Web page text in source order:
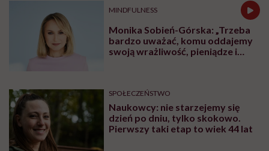
MINDFULNESS
Monika Sobień-Górska: „Trzeba
bardzo uważać, komu oddajemy
swoją wrażliwość, pieniądze i
SPOŁECZEŃSTWO
Naukowcy: nie starzejemy się
dzień po dniu, tylko skokowo.
Pierwszy taki etap to wiek 44 lat